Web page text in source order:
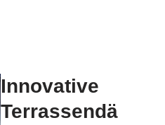
Innovative
Terrassendä